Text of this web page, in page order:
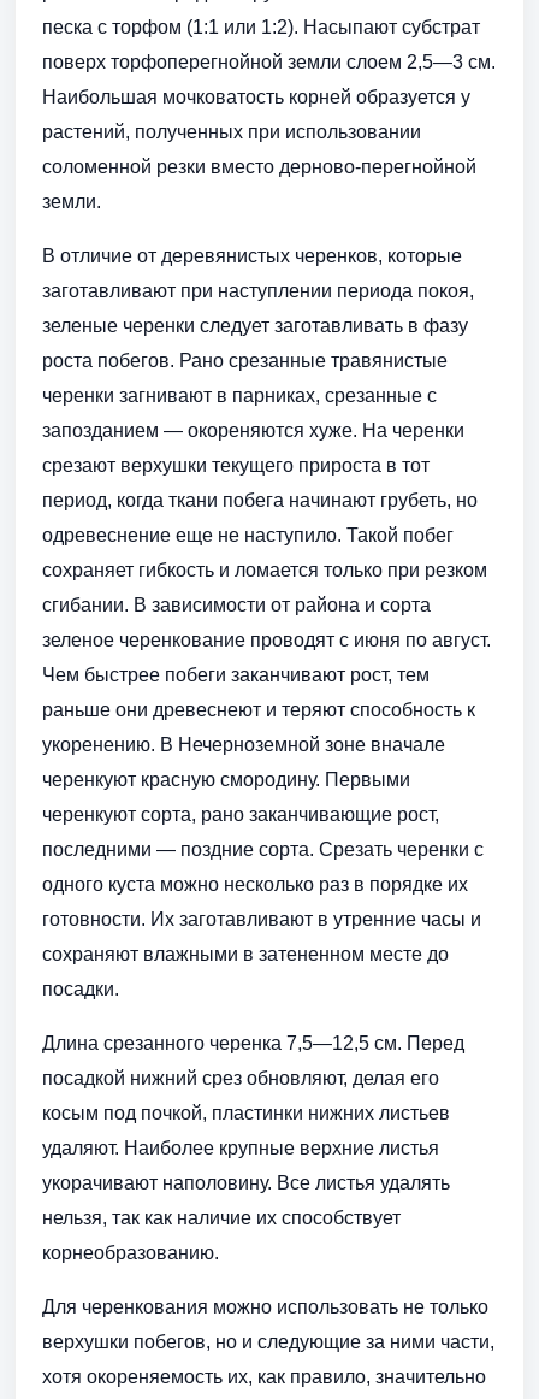
песка с торфом (1:1 или 1:2). Насыпают субстрат
поверх торфоперегнойной земли слоем 2,5—3 см.
Наибольшая мочковатость корней образуется у
растений, полученных при использовании
соломенной резки вместо дерново-перегнойной
земли.
В отличие от деревянистых черенков, которые
заготавливают при наступлении периода покоя,
зеленые черенки следует заготавливать в фазу
роста побегов. Рано срезанные травянистые
черенки загнивают в парниках, срезанные с
запозданием — окореняются хуже. На черенки
срезают верхушки текущего прироста в тот
период, когда ткани побега начинают грубеть, но
одревеснение еще не наступило. Такой побег
сохраняет гибкость и ломается только при резком
сгибании. В зависимости от района и сорта
зеленое черенкование проводят с июня по август.
Чем быстрее побеги заканчивают рост, тем
раньше они древеснеют и теряют способность к
укоренению. В Нечерноземной зоне вначале
черенкуют красную смородину. Первыми
черенкуют сорта, рано заканчивающие рост,
последними — поздние сорта. Срезать черенки с
одного куста можно несколько раз в порядке их
готовности. Их заготавливают в утренние часы и
сохраняют влажными в затененном месте до
посадки.
Длина срезанного черенка 7,5—12,5 см. Перед
посадкой нижний срез обновляют, делая его
косым под почкой, пластинки нижних листьев
удаляют. Наиболее крупные верхние листья
укорачивают наполовину. Все листья удалять
нельзя, так как наличие их способствует
корнеобразованию.
Для черенкования можно использовать не только
верхушки побегов, но и следующие за ними части,
хотя окореняемость их, как правило, значительно